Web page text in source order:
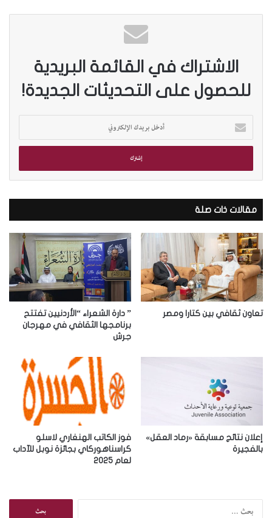
الاشتراك في القائمة البريدية
للحصول على التحديثات الجديدة!
خ
ب
ي
د
ك
ا
ل
إ
ل
ت
ر
مقالات ذات صلة
تعاون ثقافي بين كتارا ومصر
” دارة الشعراء “الأردنيين تفتتح
برنامجها الثقافي في مهرجان
جرش
إعلان نتائج مسابقة «رماد العقل»
بالفجيرة
فوز الكاتب الهنغاري لاسلو
كراسناهوركاي بجائزة نوبل للآداب
لعام 2025